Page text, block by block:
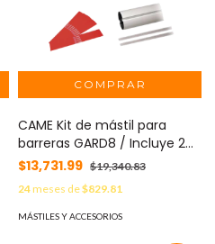
CAME Kit de mástil para
barreras GARD8 / Incluye 2
secciones tubulares de 4m /
Incluye tiras reflejantes /
Incluye unión central MOD:
GARD8-ARM
$13,731.99 $19,340.83
24meses de$829.81
MÁSTILES Y ACCESORIOS